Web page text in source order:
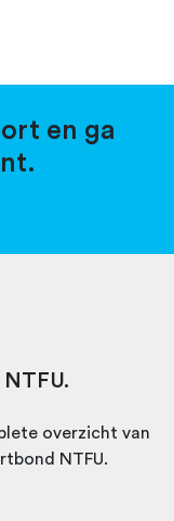
en ga
overzicht van
NTFU.